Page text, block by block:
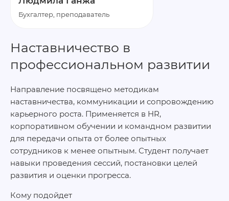
Бухгалтер, преподаватель
Наставничество в
профессиональном развитии
Направление посвящено методикам
наставничества, коммуникации и сопровождению
карьерного роста. Применяется в HR,
корпоративном обучении и командном развитии
для передачи опыта от более опытных
сотрудников к менее опытным. Студент получает
навыки проведения сессий, постановки целей
развития и оценки прогресса.
Кому подойдет